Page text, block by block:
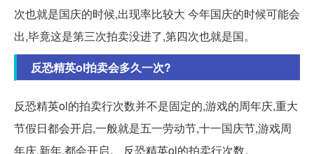
次也就是国庆的时候,出现率比较大 今年国庆的时候可能会
出,毕竟这是第三次拍卖没进了,第四次也就是国。
反恐精英ol拍卖会多久一次?
反恐精英ol的拍卖行次数并不是固定的,游戏的周年庆,重大
节假日都会开启,一般就是五一劳动节,十一国庆节,游戏周
年庆,新年,都会开启。 反恐精英ol的拍卖行次数。